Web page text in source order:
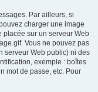
Par ailleurs, si
charger une image
placée sur un serveur Web
Vous ne pouvez pas
serveur Web public) ni des
exemple : boîtes
mot de passe, etc. Pour